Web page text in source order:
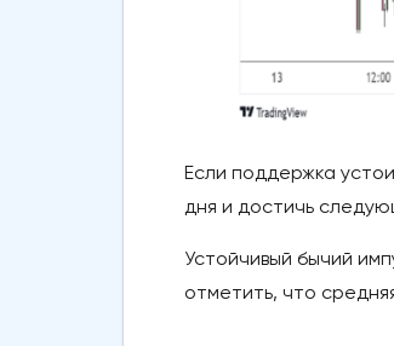
Если поддержка
дня и достичь
Устойчивый бычий
отметить, что